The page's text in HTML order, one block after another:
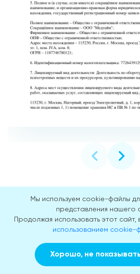
Процесс проведения
пациента и объясняет этапы
минимизировать стресс и обеспечить
садится в удобное кресло,
Мы используем cookie-файлы
представления нашего
Продолжая использовать этот
использованием cookie-
Хорошо, не
Заказать звонок